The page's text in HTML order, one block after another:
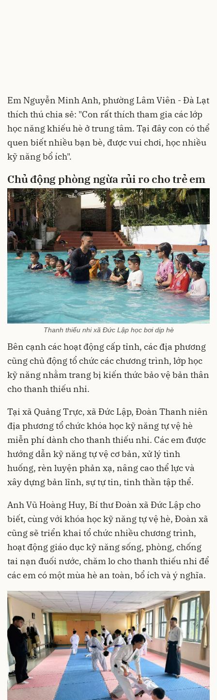
Em Nguyễn Minh Anh, phường Lâm Viên - Đà Lạt
thích thú chia sẻ: "Con rất thích tham gia các lớp
học năng khiếu hè ở trung tâm. Tại đây con có thể
quen biết nhiều bạn bè, được vui chơi, học nhiều
kỹ năng bổ ích".
Chủ động phòng ngừa rủi ro cho trẻ em
Thanh thiếu nhi xã Đức Lập học bơi dịp hè
Bên cạnh các hoạt động cấp tỉnh, các địa phương
cũng chủ động tổ chức các chương trình, lớp học
kỹ năng nhằm trang bị kiến thức bảo vệ bản thân
cho thanh thiếu nhi.
Tại xã Quảng Trực, xã Đức Lập, Đoàn Thanh niên
địa phương tổ chức khóa học kỹ năng tự vệ hè
miễn phí dành cho thanh thiếu nhi. Các em được
hướng dẫn kỹ năng tự vệ cơ bản, xử lý tình
huống, rèn luyện phản xạ, nâng cao thể lực và
xây dựng bản lĩnh, sự tự tin, tinh thần tập thể.
Anh Vũ Hoàng Huy, Bí thư Đoàn xã Đức Lập cho
biết, cùng với khóa học kỹ năng tự vệ hè, Đoàn xã
cũng sẽ triển khai tổ chức nhiều chương trình,
hoạt động giáo dục kỹ năng sống, phòng, chống
tai nạn đuối nước, chăm lo cho thanh thiếu nhi để
các em có một mùa hè an toàn, bổ ích và ý nghĩa.